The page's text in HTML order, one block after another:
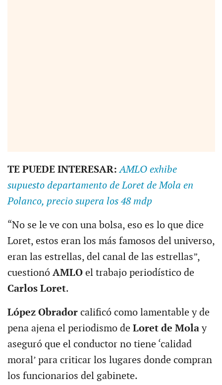
TE PUEDE INTERESAR: AMLO exhibe
supuesto departamento de Loret de Mola en
Polanco, precio supera los 48 mdp
“No se le ve con una bolsa, eso es lo que dice
Loret, estos eran los más famosos del universo,
eran las estrellas, del canal de las estrellas”,
cuestionó AMLO el trabajo periodístico de
Carlos Loret.
López Obradorcalificó como lamentable y de
pena ajena el periodismo de Loret de Molay
aseguró que el conductor no tiene ‘calidad
moral’ para criticar los lugares donde compran
los funcionarios del gabinete.